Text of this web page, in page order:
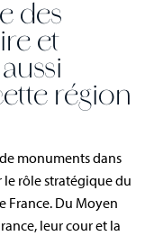
des
et
région
monuments dans
le rôle stratégique du
France. Du Moyen
leur cour et la